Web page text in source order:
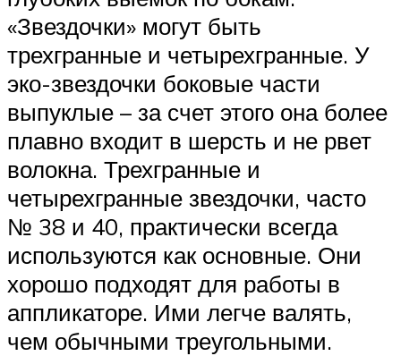
«Звездочки» могут быть
трехгранные и четырехгранные. У
эко-звездочки боковые части
выпуклые – за счет этого она более
плавно входит в шерсть и не рвет
волокна. Трехгранные и
четырехгранные звездочки, часто
№ 38 и 40, практически всегда
используются как основные. Они
хорошо подходят для работы в
аппликаторе. Ими легче валять,
чем обычными треугольными.